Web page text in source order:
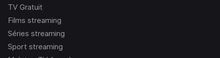
TV Gratuit
Films streaming
Séries streaming
Sport streaming